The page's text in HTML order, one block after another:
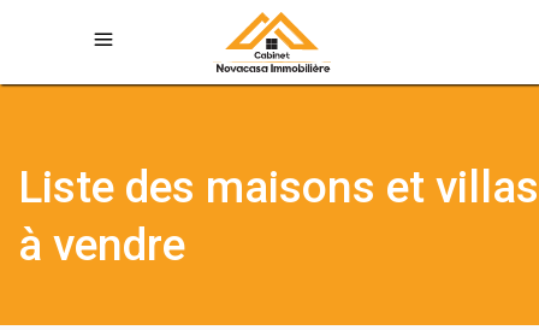
Liste des maisons et villas
à vendre